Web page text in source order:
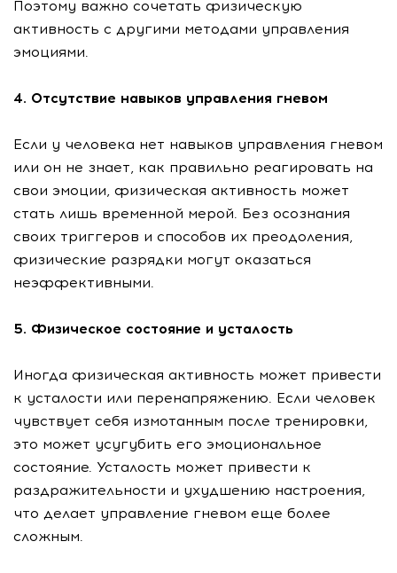
Поэтому важно сочетать физическую
активность с другими методами управления
эмоциями.
4. Отсутствие навыков управления гневом
Если у человека нет навыков управления гневом
или он не знает, как правильно реагировать на
свои эмоции, физическая активность может
стать лишь временной мерой. Без осознания
своих триггеров и способов их преодоления,
физические разрядки могут оказаться
неэффективными.
5. Физическое состояние и усталость
Иногда физическая активность может привести
к усталости или перенапряжению. Если человек
чувствует себя измотанным после тренировки,
это может усугубить его эмоциональное
состояние. Усталость может привести к
раздражительности и ухудшению настроения,
что делает управление гневом еще более
сложным.